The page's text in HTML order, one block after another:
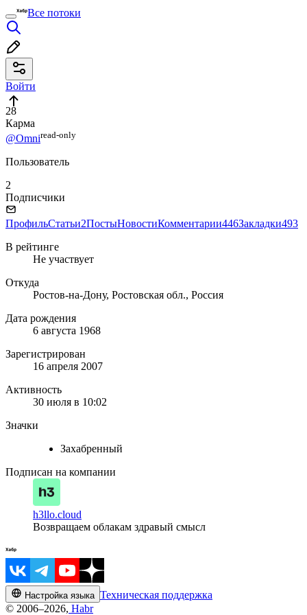
Все потоки
Войти
28
Карма
@Omniread⁠-⁠only
Пользователь
2
Подписчики
ПрофильСтатьи2ПостыНовостиКомментарии446Закладки493
В рейтинге
Не участвует
Откуда
Ростов-на-Дону, Ростовская обл., Россия
Дата рождения
6 августа 1968
Зарегистрирован
16 апреля 2007
Активность
30 июля в 10:02
Значки
Захабренный
Подписан на компании
h3llo.cloud
Возвращаем облакам здравый смысл
Настройка языка Техническая поддержка
© 2006–2026, Habr